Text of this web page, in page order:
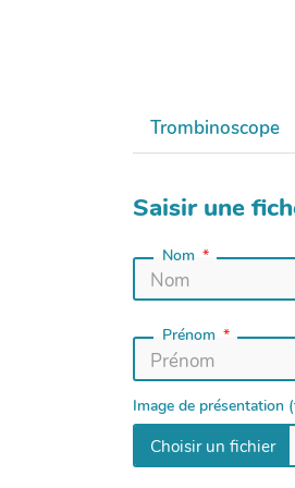
Trombinoscope
Saisir une
Nom
Prénom
Image de présentation